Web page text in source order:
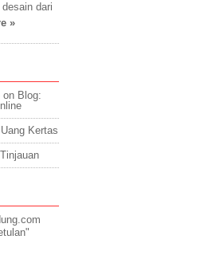
dari
»
on Blog:
Kertas